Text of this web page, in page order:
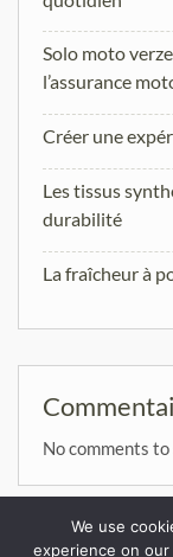
Solo moto
l’assurance
Créer une
Les tissus
durabilité
La fraîcheur à
No comments to
We use
experience on